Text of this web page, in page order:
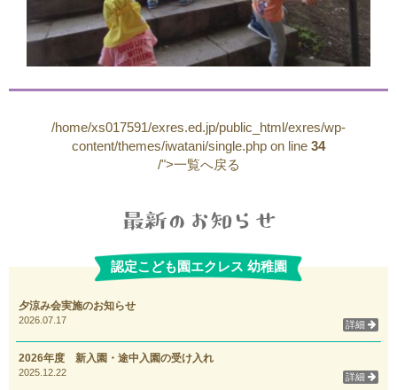
/home/xs017591/exres.ed.jp/public_html/exres/wp-
content/themes/iwatani/single.php on line 34
/">一覧へ戻る
認定こども園エクレス 幼稚園
夕涼み会実施のお知らせ
2026.07.17 詳細
2026年度 新入園・途中入園の受け入れ
2025.12.22 詳細